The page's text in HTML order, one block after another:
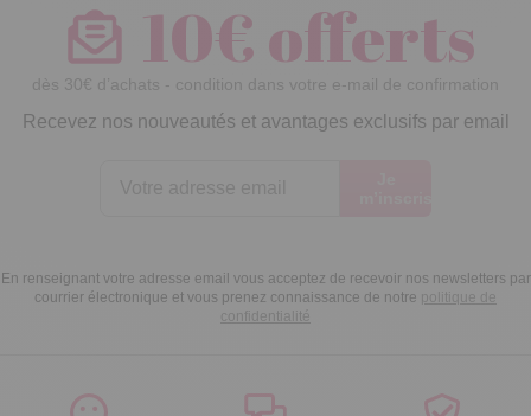
10€ offerts
dès 30€ d’achats - condition dans votre e-mail de confirmation
Recevez nos nouveautés et avantages exclusifs par email
En renseignant votre adresse email vous acceptez de recevoir nos newsletters par
courrier électronique et vous prenez connaissance de notre politique de
confidentialité